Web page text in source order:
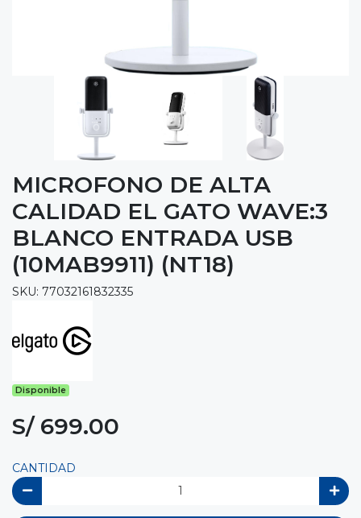
MICROFONO DE ALTA
CALIDAD EL GATO WAVE:3
BLANCO ENTRADA USB
(10MAB9911) (NT18)
SKU: 77032161832335
Disponible
S/ 699.00
CANTIDAD